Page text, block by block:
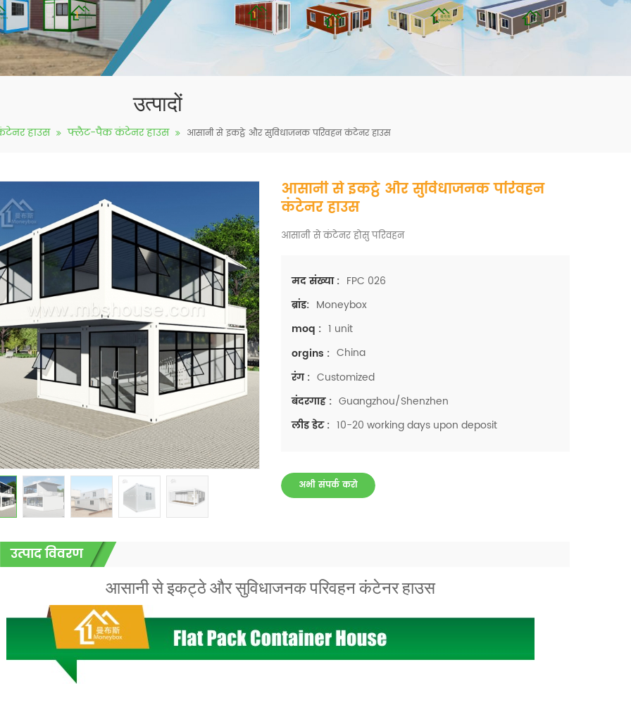
उत्पादों
हाउस फ्लैट-पैक कंटेनर हाउस आसानी से इकट्ठे और सुविधाजनक परिवहन कंटेनर हाउस
आसानी से इकट्ठे और सुविधाजनक परिवहन
कंटेनर हाउस
आसानी से कंटेनर होसु परिवहन
मद संख्या : FPC 026
ब्रांड: Moneybox
moq : 1 unit
orgins : China
रंग : Customized
बंदरगाह : Guangzhou/Shenzhen
लीड डेट : 10-20 working days upon deposit
अभी संपर्क करो
उत्पाद विवरण
आसानी से इकट्ठे और सुविधाजनक परिवहन कंटेनर हाउस
mbshou